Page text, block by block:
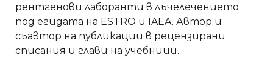
рентгенови лаборанти в лъчелечението
под егидата на ESTRO и IAEA. Автор и
съавтор на публикации в рецензирани
списания и глави на учебници.